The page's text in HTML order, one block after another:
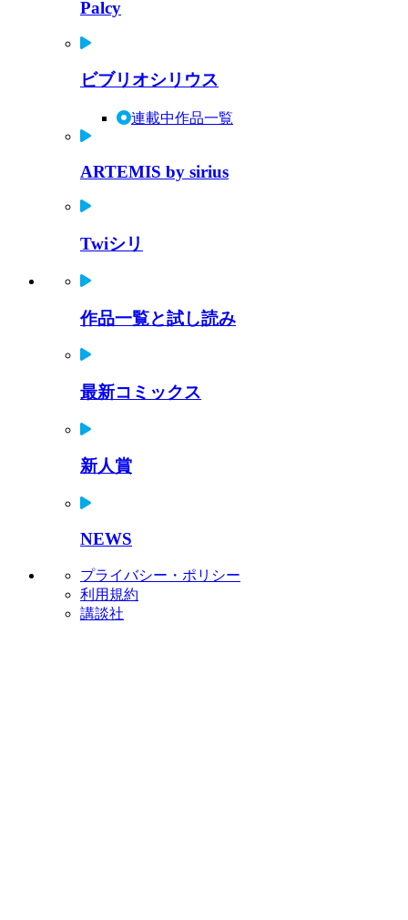
Palcy
ビブリオシリウス
連載中作品一覧
ARTEMIS by sirius
Twiシリ
作品一覧と試し読み
最新コミックス
新人賞
NEWS
プライバシー・ポリシー
利用規約
講談社